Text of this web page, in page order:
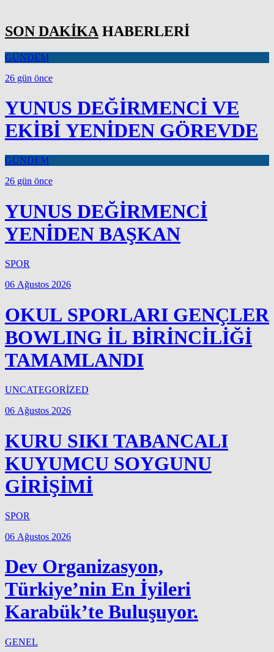
SON DAKİKA HABERLERİ
GÜNDEM
26 gün önce
YUNUS DEĞİRMENCİ VE
EKİBİ YENİDEN GÖREVDE
GÜNDEM
26 gün önce
YUNUS DEĞİRMENCİ
YENİDEN BAŞKAN
SPOR
06 Ağustos 2026
OKUL SPORLARI GENÇLER
BOWLING İL BİRİNCİLİĞİ
TAMAMLANDI
UNCATEGORİZED
06 Ağustos 2026
KURU SIKI TABANCALI
KUYUMCU SOYGUNU
GİRİŞİMİ
SPOR
06 Ağustos 2026
Dev Organizasyon,
Türkiye’nin En İyileri
Karabük’te Buluşuyor.
GENEL